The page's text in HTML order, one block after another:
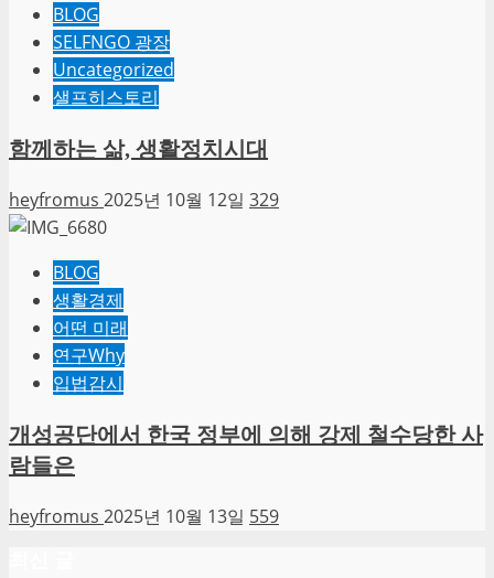
BLOG
SELFNGO 광장
Uncategorized
샐프히스토리
함께하는 삶, 생활정치시대
heyfromus 2025년 10월 12일 329
BLOG
생활경제
어떤 미래
연구Why
입법감시
개성공단에서 한국 정부에 의해 강제 철수당한 사
람들은
heyfromus 2025년 10월 13일 559